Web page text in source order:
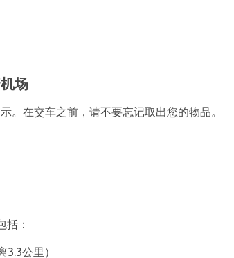
场
。在交车之前，请不要忘记取出您的物品。
括：
公里）